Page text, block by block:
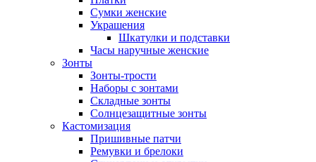
Сумки женские
Украшения
Шкатулки и подставки
Часы наручные женские
Зонты
Зонты-трости
Наборы с зонтами
Складные зонты
Солнцезащитные зонты
Кастомизация
Пришивные патчи
Ремувки и брелоки